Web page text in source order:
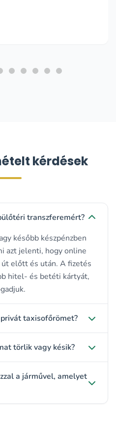
kérdések
transzferemért?
később készpénzben
azt jelenti, hogy online
előtt és után. A fizetés
hitel- és betéti kártyát,
taxisofőrömet?
törlik vagy késik?
a járművel, amelyet